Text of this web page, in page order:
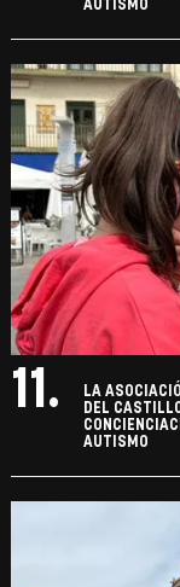
AUTISMO
11.
LA
DEL
AUTISMO